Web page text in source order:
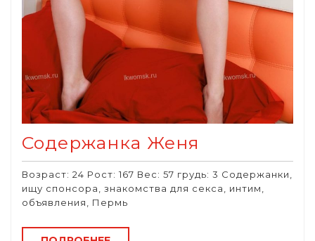
Содержанка Женя
Возраст: 24 Рост: 167 Вес: 57 грудь: 3 Содержанки,
ищу спонсора, знакомства для секса, интим,
объявления, Пермь